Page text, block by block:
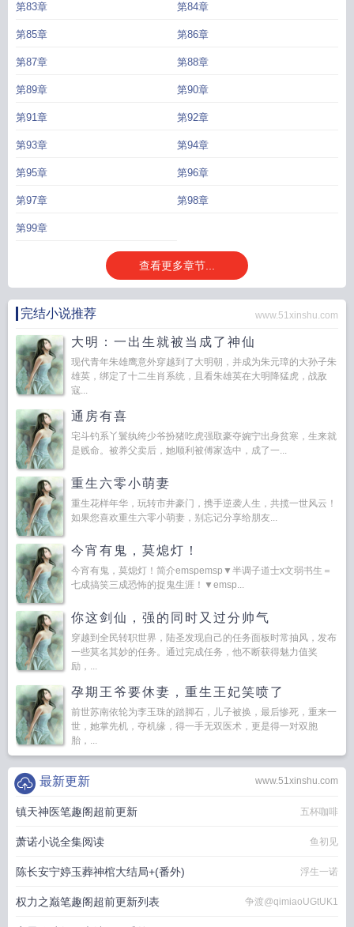
第83章 第84章
第85章 第86章
第87章 第88章
第89章 第90章
第91章 第92章
第93章 第94章
第95章 第96章
第97章 第98章
第99章
查看更多章节...
完结小说推荐 www.51xinshu.com
大明：一出生就被当成了神仙
现代青年朱雄鹰意外穿越到了大明朝，并成为朱元璋的大孙子朱
雄英，绑定了十二生肖系统，且看朱雄英在大明降猛虎，战敌
寇...
通房有喜
宅斗钓系丫鬟纨绔少爷扮猪吃虎强取豪夺婉宁出身贫寒，生来就
是贱命。被养父卖后，她顺利被傅家选中，成了一...
重生六零小萌妻
重生花样年华，玩转市井豪门，携手逆袭人生，共揽一世风云！
如果您喜欢重生六零小萌妻，别忘记分享给朋友...
今宵有鬼，莫熄灯！
今宵有鬼，莫熄灯！简介emspemsp▼半调子道士x文弱书生＝
七成搞笑三成恐怖的捉鬼生涯！▼emsp...
你这剑仙，强的同时又过分帅气
穿越到全民转职世界，陆圣发现自己的任务面板时常抽风，发布
一些莫名其妙的任务。通过完成任务，他不断获得魅力值奖
励，...
孕期王爷要休妻，重生王妃笑喷了
前世苏南依轮为李玉珠的踏脚石，儿子被换，最后惨死，重来一
世，她掌先机，夺机缘，得一手无双医术，更是得一对双胞
胎，...
www.51xinshu.com
最新更新
镇天神医笔趣阁超前更新 五杯咖啡
萧诺小说全集阅读 鱼初见
陈长安宁婷玉葬神棺大结局+(番外) 浮生一诺
权力之巅笔趣阁超前更新列表 争渡@qimiaoUGtUK1